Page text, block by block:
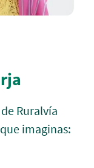
Ruralvía
imaginas: